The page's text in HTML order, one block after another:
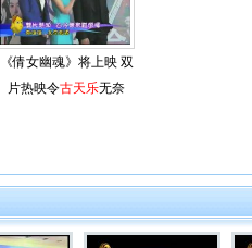
《倩女幽魂》将上映 双
片热映令古天乐无奈